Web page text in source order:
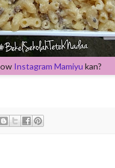
Instagram Mamiyu kan?